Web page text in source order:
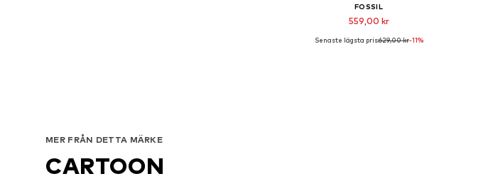
FOSSIL
559,00 kr
Tillgängliga storlekar: One Size
Senaste lägsta pris:629,00 kr-11%
MER FRÅN DETTA MÄRKE
CARTOON